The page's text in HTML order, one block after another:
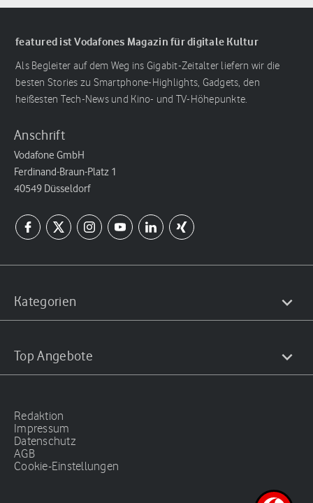
featured ist Vodafones Magazin für digitale Kultur
Als Begleiter auf dem Weg ins Gigabit-Zeitalter liefern wir die
besten Stories zu Smartphone-Highlights, Gadgets, den
heißesten Tech-News und Kino- und TV-Höhepunkte.
Anschrift
Vodafone GmbH
Ferdinand-Braun-Platz 1
40549 Düsseldorf
Kategorien
Top Angebote
Redaktion
Impressum
Datenschutz
AGB
Cookie-Einstellungen